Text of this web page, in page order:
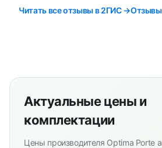
Читать все отзывы в 2ГИС →Отзывы
Актуальные цены и
комплектации
Цены производителя Optima Porte